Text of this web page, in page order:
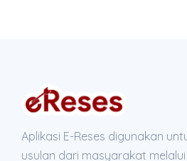
Aplikasi E-Reses digunakan
usulan dari masyarakat